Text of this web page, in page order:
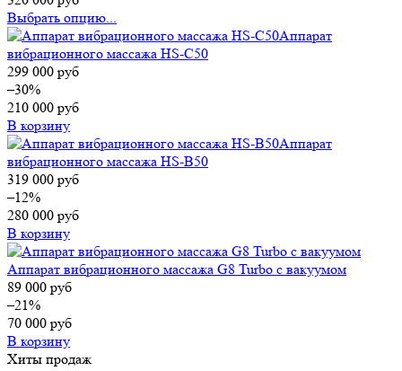
Выбрать опцию...
Аппарат
вибрационного массажа HS-C50
299 000 руб
–30%
210 000 руб
В корзину
Аппарат
вибрационного массажа HS-B50
319 000 руб
–12%
280 000 руб
В корзину
Аппарат вибрационного массажа G8 Turbo с вакуумом
89 000 руб
–21%
70 000 руб
В корзину
Хиты продаж